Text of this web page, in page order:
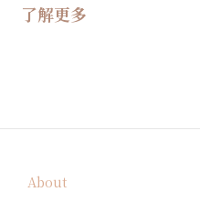
了解更多
About